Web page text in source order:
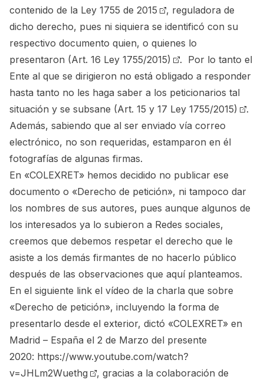
contenido de la Ley 1755 de 2015
, reguladora de
dicho derecho, pues ni siquiera se identificó con su
respectivo documento quien, o quienes lo
presentaron (Art. 16 Ley 1755/2015)
. Por lo tanto el
Ente al que se dirigieron no está obligado a responder
hasta tanto no les haga saber a los peticionarios tal
situación y se subsane (Art. 15 y 17 Ley 1755/2015)
.
Además, sabiendo que al ser enviado vía correo
electrónico, no son requeridas, estamparon en él
fotografías de algunas firmas.
En «COLEXRET» hemos decidido no publicar ese
documento o «Derecho de petición», ni tampoco dar
los nombres de sus autores, pues aunque algunos de
los interesados ya lo subieron a Redes sociales,
creemos que debemos respetar el derecho que le
asiste a los demás firmantes de no hacerlo público
después de las observaciones que aquí planteamos.
En el siguiente link el vídeo de la charla que sobre
«Derecho de petición», incluyendo la forma de
presentarlo desde el exterior, dictó «COLEXRET» en
Madrid – España el 2 de Marzo del presente
2020: https://www.youtube.com/watch?
v=JHLm2Wuethg
, gracias a la colaboración de